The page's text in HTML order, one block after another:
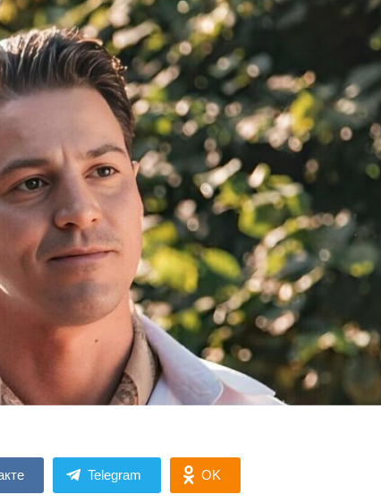
Telegram OK